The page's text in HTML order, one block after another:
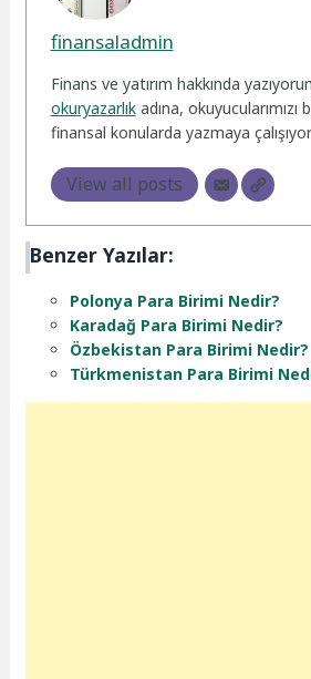
finansaladmin
Finans ve yatırım hakkında
okuryazarlıkadına, okuyucularımızı
finansal konularda yazmaya
View all posts
Benzer Yazılar:
Polonya Para Birimi Nedir?
Karadağ Para Birimi Nedir?
Özbekistan Para Birimi Nedir?
Türkmenistan Para Birimi